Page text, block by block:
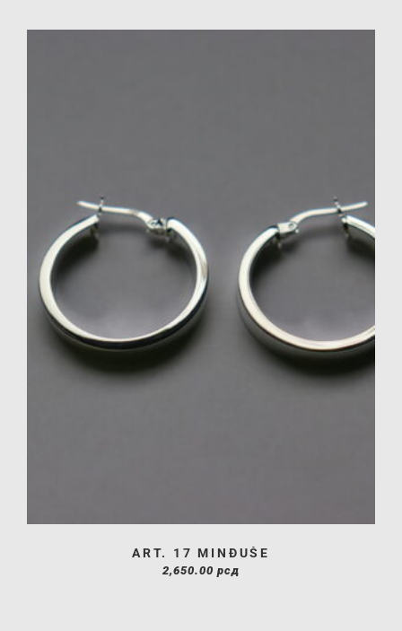
ART. 17 MINĐUŠE
2,650.00 рсд